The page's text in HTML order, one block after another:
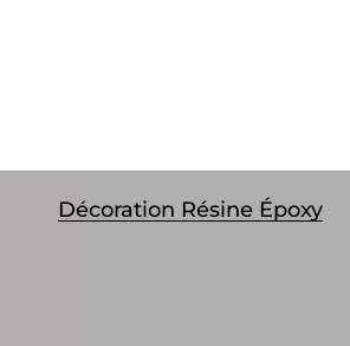
Décoration Résine Époxy